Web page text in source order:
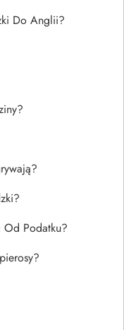
Do Anglii?
Podatku?